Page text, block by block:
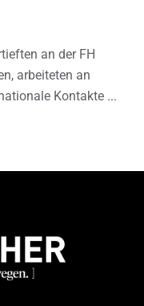
an der FH
arbeiteten an
Kontakte